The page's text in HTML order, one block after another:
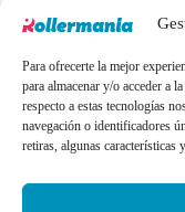
Para ofrecerte la mejor
para almacenar y/o acceder a
respecto a estas tecnologías
navegación o identificadores
retiras, algunas características